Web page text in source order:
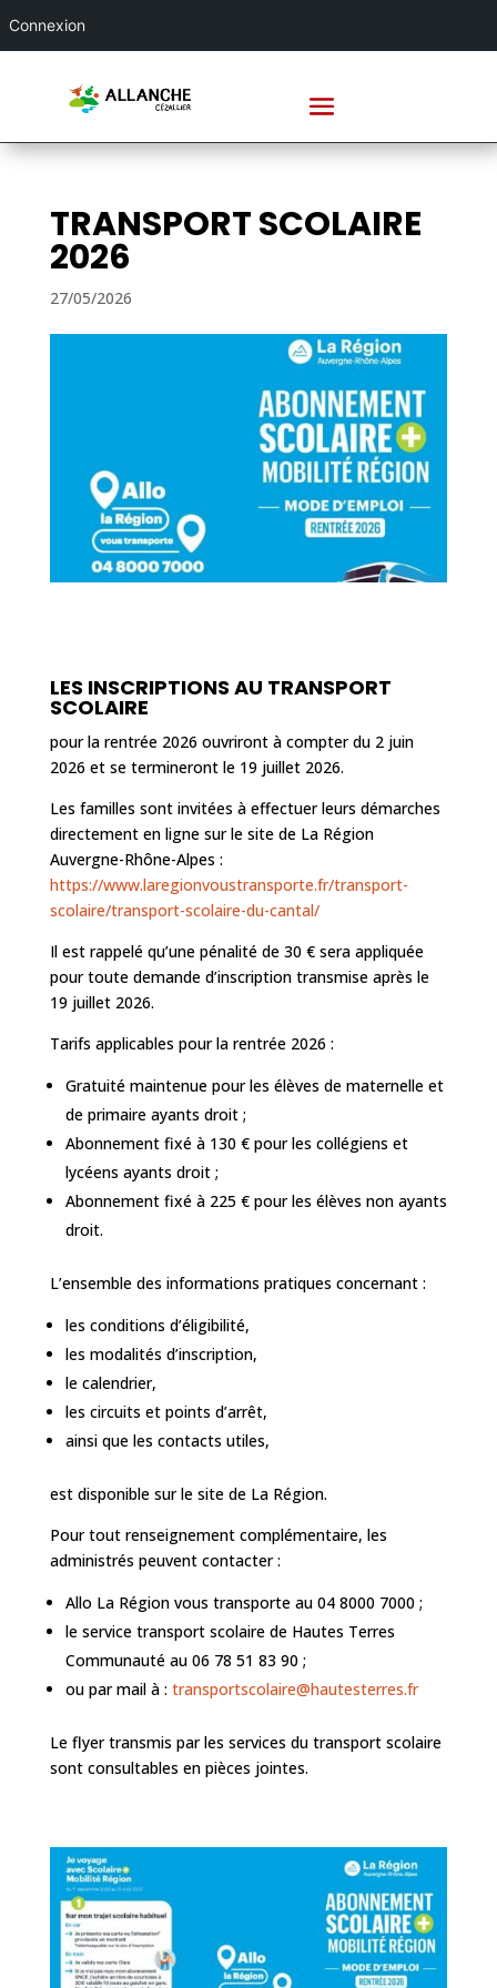
TRANSPORT SCOLAIRE
2026
27/05/2026
LES INSCRIPTIONS AU TRANSPORT
SCOLAIRE
pour la rentrée 2026 ouvriront à compter du 2 juin
2026 et se termineront le 19 juillet 2026.
Les familles sont invitées à effectuer leurs démarches
directement en ligne sur le site de La Région
Auvergne-Rhône-Alpes :
https://www.laregionvoustransporte.fr/transport-
scolaire/transport-scolaire-du-cantal/
Il est rappelé qu’une pénalité de 30 € sera appliquée
pour toute demande d’inscription transmise après le
19 juillet 2026.
Tarifs applicables pour la rentrée 2026 :
Gratuité maintenue pour les élèves de maternelle et
de primaire ayants droit ;
Abonnement fixé à 130 € pour les collégiens et
lycéens ayants droit ;
Abonnement fixé à 225 € pour les élèves non ayants
droit.
L’ensemble des informations pratiques concernant :
les conditions d’éligibilité,
les modalités d’inscription,
le calendrier,
les circuits et points d’arrêt,
ainsi que les contacts utiles,
est disponible sur le site de La Région.
Pour tout renseignement complémentaire, les
administrés peuvent contacter :
Allo La Région vous transporte au 04 8000 7000 ;
le service transport scolaire de Hautes Terres
Communauté au 06 78 51 83 90 ;
ou par mail à : transportscolaire@hautesterres.fr
Le flyer transmis par les services du transport scolaire
sont consultables en pièces jointes.
Connexion